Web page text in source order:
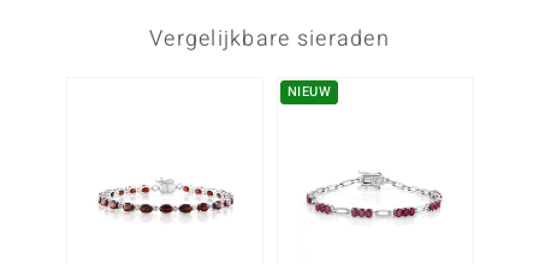
Vergelijkbare sieraden
NIEUW